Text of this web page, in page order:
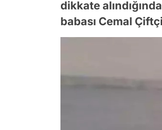
dikkate
babası Cemal